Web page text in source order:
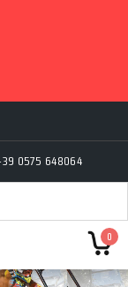
0575 648064
0